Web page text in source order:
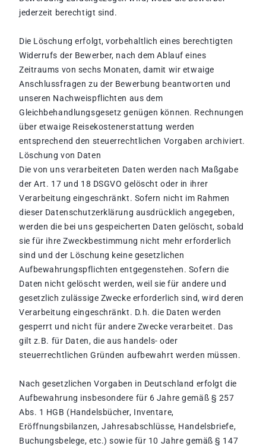
jederzeit berechtigt sind.
Die Löschung erfolgt, vorbehaltlich eines berechtigten
Widerrufs der Bewerber, nach dem Ablauf eines
Zeitraums von sechs Monaten, damit wir etwaige
Anschlussfragen zu der Bewerbung beantworten und
unseren Nachweispflichten aus dem
Gleichbehandlungsgesetz genügen können. Rechnungen
über etwaige Reisekostenerstattung werden
entsprechend den steuerrechtlichen Vorgaben archiviert.
Löschung von Daten
Die von uns verarbeiteten Daten werden nach Maßgabe
der Art. 17 und 18 DSGVO gelöscht oder in ihrer
Verarbeitung eingeschränkt. Sofern nicht im Rahmen
dieser Datenschutzerklärung ausdrücklich angegeben,
werden die bei uns gespeicherten Daten gelöscht, sobald
sie für ihre Zweckbestimmung nicht mehr erforderlich
sind und der Löschung keine gesetzlichen
Aufbewahrungspflichten entgegenstehen. Sofern die
Daten nicht gelöscht werden, weil sie für andere und
gesetzlich zulässige Zwecke erforderlich sind, wird deren
Verarbeitung eingeschränkt. D.h. die Daten werden
gesperrt und nicht für andere Zwecke verarbeitet. Das
gilt z.B. für Daten, die aus handels- oder
steuerrechtlichen Gründen aufbewahrt werden müssen.
Nach gesetzlichen Vorgaben in Deutschland erfolgt die
Aufbewahrung insbesondere für 6 Jahre gemäß § 257
Abs. 1 HGB (Handelsbücher, Inventare,
Eröffnungsbilanzen, Jahresabschlüsse, Handelsbriefe,
Buchungsbelege, etc.) sowie für 10 Jahre gemäß § 147